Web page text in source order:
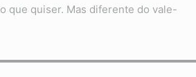
que quiser. Mas diferente do vale-